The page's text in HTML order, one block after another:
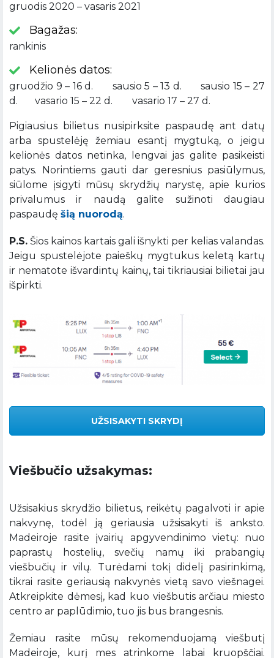
gruodis 2020 – vasaris 2021
Bagažas:
rankinis
Kelionės datos:
gruodžio 9 – 16 d. sausio 5 – 13 d. sausio 15 – 27
d. vasario 15 – 22 d. vasario 17 – 27 d.
Pigiausius bilietus nusipirksite paspaudę ant datų
arba spustelėję žemiau esantį mygtuką, o jeigu
kelionės datos netinka, lengvai jas galite pasikeisti
patys. Norintiems gauti dar geresnius pasiūlymus,
siūlome įsigyti mūsų skrydžių narystę, apie kurios
privalumus ir naudą galite sužinoti daugiau
paspaudę šią nuorodą.
P.S. Šios kainos kartais gali išnykti per kelias valandas.
Jeigu spustelėjote paieškų mygtukus keletą kartų
ir nematote išvardintų kainų, tai tikriausiai bilietai jau
išpirkti.
UŽSISAKYTI SKRYDĮ
Viešbučio užsakymas:
Užsisakius skrydžio bilietus, reikėtų pagalvoti ir apie
nakvynę, todėl ją geriausia užsisakyti iš anksto.
Madeiroje rasite įvairių apgyvendinimo vietų: nuo
paprastų hostelių, svečių namų iki prabangių
viešbučių ir vilų. Turėdami tokį didelį pasirinkimą,
tikrai rasite geriausią nakvynės vietą savo viešnagei.
Atkreipkite dėmesį, kad kuo viešbutis arčiau miesto
centro ar paplūdimio, tuo jis bus brangesnis.
Žemiau rasite mūsų rekomenduojamą viešbutį
Madeiroje, kurį mes atrinkome labai kruopščiai.